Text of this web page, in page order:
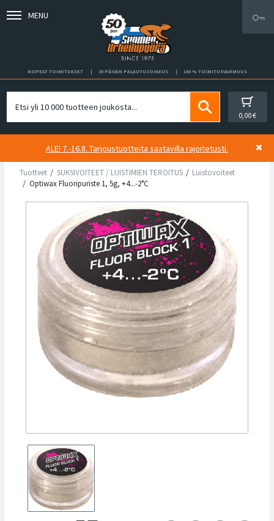
MENU
NOPEAT TOIMITUKSET 30 PÄIVÄN PALAUTUSOIKEUS 100 % TOIMITUSVARMUUS
0,00 €
ALE! 7.-16.8. Tarjoustuotteita saatavilla rajoitetusti.
Tuotteet SUKSIVOITEET / LUISTIMIEN TEROITUS
Luistovoiteet
Optiwax Fluoripuriste 1, 5g, +4...-2°C